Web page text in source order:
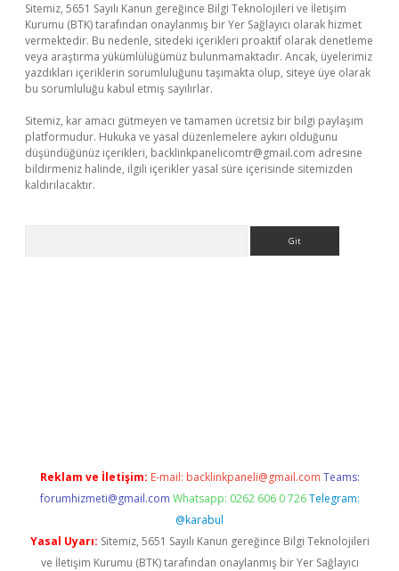
Sitemiz, 5651 Sayılı Kanun gereğince Bilgi Teknolojileri ve İletişim
Kurumu (BTK) tarafından onaylanmış bir Yer Sağlayıcı olarak hizmet
vermektedir. Bu nedenle, sitedeki içerikleri proaktif olarak denetleme
veya araştırma yükümlülüğümüz bulunmamaktadır. Ancak, üyelerimiz
yazdıkları içeriklerin sorumluluğunu taşımakta olup, siteye üye olarak
bu sorumluluğu kabul etmiş sayılırlar.
Sitemiz, kar amacı gütmeyen ve tamamen ücretsiz bir bilgi paylaşım
platformudur. Hukuka ve yasal düzenlemelere aykırı olduğunu
düşündüğünüz içerikleri, backlinkpanelicomtr@gmail.com adresine
bildirmeniz halinde, ilgili içerikler yasal süre içerisinde sitemizden
kaldırılacaktır.
Reklam ve İletişim: E-mail: backlinkpaneli@gmail.com Teams:
forumhizmeti@gmail.com Whatsapp: 0262 606 0 726 Telegram:
@karabul
Yasal Uyarı: Sitemiz, 5651 Sayılı Kanun gereğince Bilgi Teknolojileri
ve İletişim Kurumu (BTK) tarafından onaylanmış bir Yer Sağlayıcı